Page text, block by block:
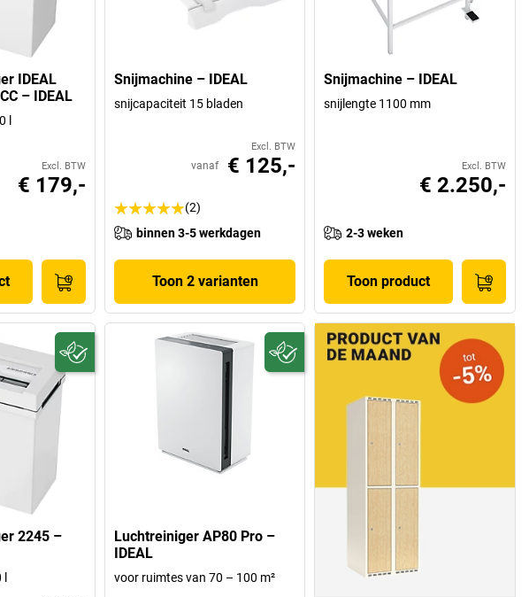
IDEAL
– IDEAL
l
Excl. BTW
€ 179,-
Snijmachine – IDEAL
snijcapaciteit 15 bladen
Excl. BTW
vanaf € 125,-
(2)
binnen 3-5 werkdagen
Toon 2 varianten
Snijmachine – IDEAL
snijlengte 1100 mm
Excl. BTW
€ 2.250,-
2-3 weken
Toon product
2245 –
Luchtreiniger AP80 Pro –
IDEAL
voor ruimtes van 70 – 100 m²